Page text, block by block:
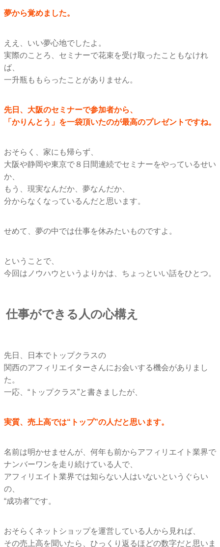
夢から覚めました。
ええ、いい夢心地でしたよ。
実際のことろ、セミナーで花束を受け取ったこともなけれ
ば、
一升瓶ももらったことがありません。
先日、大阪のセミナーで参加者から、
「かりんとう」を一袋頂いたのが最高のプレゼントですね。
おそらく、家にも帰らず、
大阪や静岡や東京で８日間連続でセミナーをやっているせい
か、
もう、現実なんだか、夢なんだか、
分からなくなっているんだと思います。
せめて、夢の中では仕事を休みたいものですよ。
ということで、
今回はノウハウというよりかは、ちょっといい話をひとつ。
仕事ができる人の心構え
先日、日本でトップクラスの
関西のアフィリエイターさんにお会いする機会がありまし
た。
一応、“トップクラス”と書きましたが、
実質、売上高では“トップ”の人だと思います。
名前は明かせませんが、何年も前からアフィリエイト業界で
ナンバーワンを走り続けている人で、
アフィリエイト業界では知らない人はいないというぐらい
の、
“成功者”です。
おそらくネットショップを運営している人から見れば、
その売上高を聞いたら、ひっくり返るほどの数字だと思いま